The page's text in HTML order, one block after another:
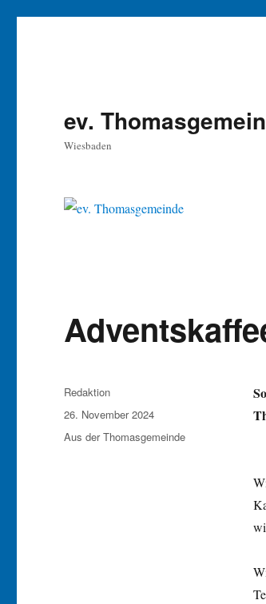
ev.
Wiesbaden
Autor
Redaktion
Veröffentlicht
am
26. November 2024
Kategorien
Aus der Thomasgemeinde